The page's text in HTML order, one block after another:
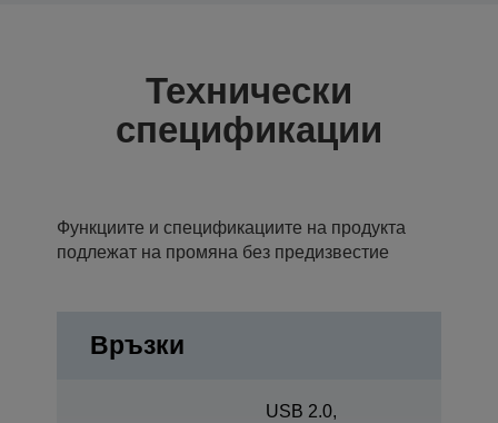
Технически
спецификации
Функциите и спецификациите на продукта
подлежат на промяна без предизвестие
Връзки
USB 2.0,